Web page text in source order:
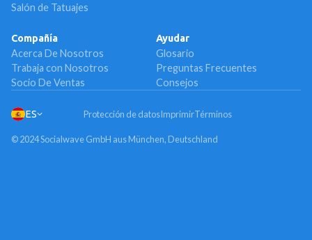
Salón de Tatuajes
Compañía
Acerca De Nosotros
Trabaja con Nosotros
Socio De Ventas
Ayudar
Glosario
Preguntas Frecuentes
Consejos
ES
© 2024 Socialwave GmbH aus München, Deutschland
Protección de datosImprimirTérminos